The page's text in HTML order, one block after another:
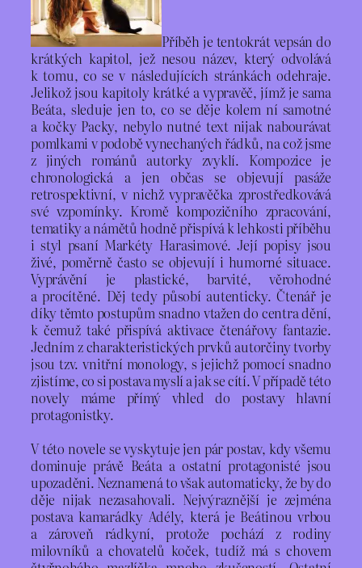
Příběh je tentokrát vepsán do
krátkých kapitol, jež nesou název, který odvolává
k tomu, co se v následujících stránkách odehraje.
Jelikož jsou kapitoly krátké a vypravěč, jímž je sama
Beáta, sleduje jen to, co se děje kolem ní samotné
a kočky Packy, nebylo nutné text nijak nabourávat
pomlkami v podobě vynechaných řádků, na což jsme
z jiných románů autorky zvyklí. Kompozice je
chronologická a jen občas se objevují pasáže
retrospektivní, v nichž vypravěčka zprostředkovává
své vzpomínky. Kromě kompozičního zpracování,
tematiky a námětů hodně přispívá k lehkosti příběhu
i styl psaní Markéty Harasimové. Její popisy jsou
živé, poměrně často se objevují i humorné situace.
Vyprávění je plastické, barvité, věrohodné
a procítěné. Děj tedy působí autenticky. Čtenář je
díky těmto postupům snadno vtažen do centra dění,
k čemuž také přispívá aktivace čtenářovy fantazie.
Jedním z charakteristických prvků autorčiny tvorby
jsou tzv. vnitřní monology, s jejichž pomocí snadno
zjistíme, co si postava myslí a jak se cítí. V případě této
novely máme přímý vhled do postavy hlavní
protagonistky.
V této novele se vyskytuje jen pár postav, kdy všemu
dominuje právě Beáta a ostatní protagonisté jsou
upozaděni. Neznamená to však automaticky, že by do
děje nijak nezasahovali. Nejvýraznější je zejména
postava kamarádky Adély, která je Beátinou vrbou
a zároveň rádkyní, protože pochází z rodiny
milovníků a chovatelů koček, tudíž má s chovem